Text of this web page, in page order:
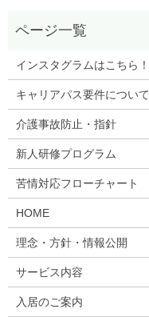
インスタグラムはこちら！
キャリアパス要件について
介護事故防止・指針
新人研修プログラム
苦情対応フローチャート
HOME
理念・方針・情報公開
サービス内容
入居のご案内